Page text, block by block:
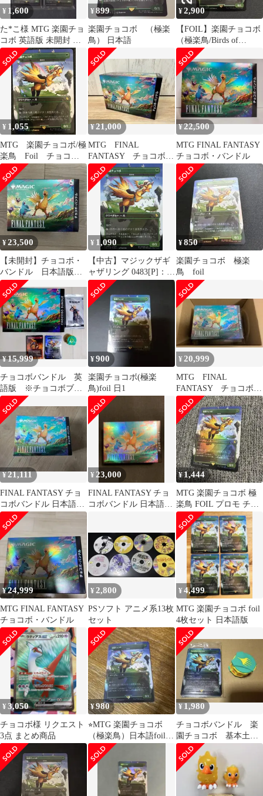
¥ 1,600
た*こ様 MTG 楽園チョ
コボ 英語版 未開封 英
語版 2個セット 極楽鳥
¥899
楽園チョコボ （極楽
鳥） 日本語
¥2,900
【FOIL】楽園チョコボ
（極楽鳥/Birds of
Paradise）MTGff
¥ 1,055
MTG 楽園チョコボ/極
楽鳥 Foil チョコボ
バンドル
¥21,000
MTG FINAL
FANTASY チョコボ・
バンドル 日本語版 1
個
¥22,500
MTG FINAL FANTASY
チョコボ・バンドル
¥23,500
【未開封】チョコボ・
バンドル 日本語版
新品 MTG FINAL
FANTASY
¥ 1,090
【中古】マジックザギ
ャザリング 0483[P]：
【FIC】【プロモ】
【FOIL】【ボーダーレ
ス版】楽園チョコボ(極
楽鳥)/Birds of Paradise
¥850
楽園チョコボ 極楽
鳥 foil
¥15,999
チョコボバンドル 英
語版 ※チョコボブー
スター抜き
¥900
楽園チョコボ(極楽
鳥)foil 日1
¥ 20,999
MTG FINAL
FANTASY チョコボ・
バンドル 日本語版 1
個
¥21,111
FINAL FANTASY チョ
コボバンドル 日本語
版 新品未開 即発送
¥ 23,000
FINAL FANTASY チョ
コボバンドル 日本語
¥ 1,444
MTG 楽園チョコボ 極
楽鳥 FOIL プロモ チョ
コボバンドル
¥24,999
MTG FINAL FANTASY
チョコボ・バンドル
¥ 2,800
PSソフト アニメ系13枚
セット
¥4,499
MTG 楽園チョコボ foil
4枚セット 日本語版
¥3,050
チョコボ様 リクエスト
3点 まとめ商品
¥980
⭐︎MTG 楽園チョコボ
（極楽鳥）日本語foil
FFコラボ
¥ 1,980
チョコボバンドル 楽
園チョコボ 基本土
地 未開封 カウンタ
ー ff mtg